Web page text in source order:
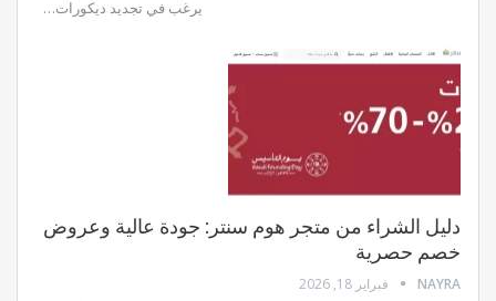
يرغب في تجديد ديكورات…
دليل الشراء من متجر هوم سنتر: جودة عالية وعروض
خصم حصرية
NAYRA فبراير 18, 2026